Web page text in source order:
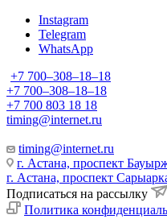
Instagram
Telegram
WhatsApp
+7 700‒308‒18‒18
+7 700‒308‒18‒18
+7 700 803 18 18
timing@internet.ru
timing@internet.ru
г. Астана, проспект
г. Астана, проспект
Подписаться на рассылку
Политика